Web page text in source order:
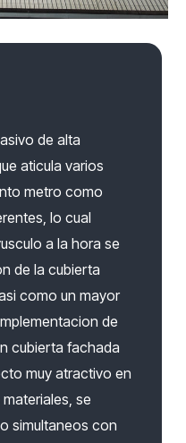
de alta
aticula varios
metro como
lo cual
a la hora se
de la cubierta
como un mayor
de
cubierta fachada
muy atractivo en
se
simultaneos con